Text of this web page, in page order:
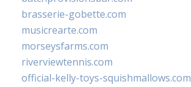
brasserie-gobette.com
musicrearte.com
morseysfarms.com
riverviewtennis.com
official-kelly-toys-squishmallows.com